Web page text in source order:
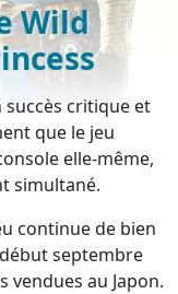
Wild
succès critique et
que le jeu
elle-même,
simultané.
continue de bien
septembre
vendues au Japon.